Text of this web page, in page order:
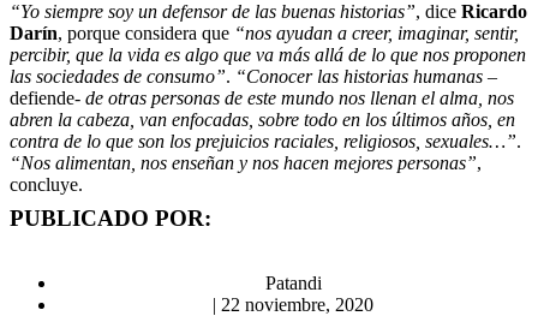
“Yo siempre soy un defensor de las buenas historias”, dice Ricardo
Darín, porque considera que “nos ayudan a creer, imaginar, sentir,
percibir, que la vida es algo que va más allá de lo que nos proponen
las sociedades de consumo”. “Conocer las historias humanas –
defiende- de otras personas de este mundo nos llenan el alma, nos
abren la cabeza, van enfocadas, sobre todo en los últimos años, en
contra de lo que son los prejuicios raciales, religiosos, sexuales…”.
“Nos alimentan, nos enseñan y nos hacen mejores personas”,
concluye.
PUBLICADO POR:
Patandi
| 22 noviembre, 2020